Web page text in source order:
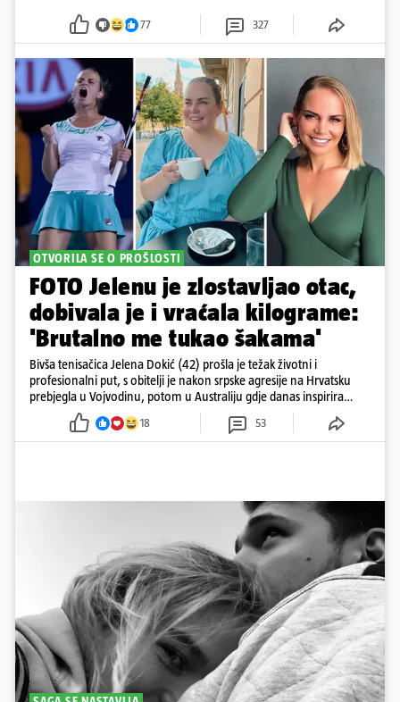
77 327
OTVORILA SE O PROŠLOSTI
FOTO Jelenu je zlostavljao otac,
dobivala je i vraćala kilograme:
'Brutalno me tukao šakama'
Bivša tenisačica Jelena Dokić (42) prošla je težak životni i
profesionalni put, s obitelji je nakon srpske agresije na Hrvatsku
prebjegla u Vojvodinu, potom u Australiju gdje danas inspirira
18 53